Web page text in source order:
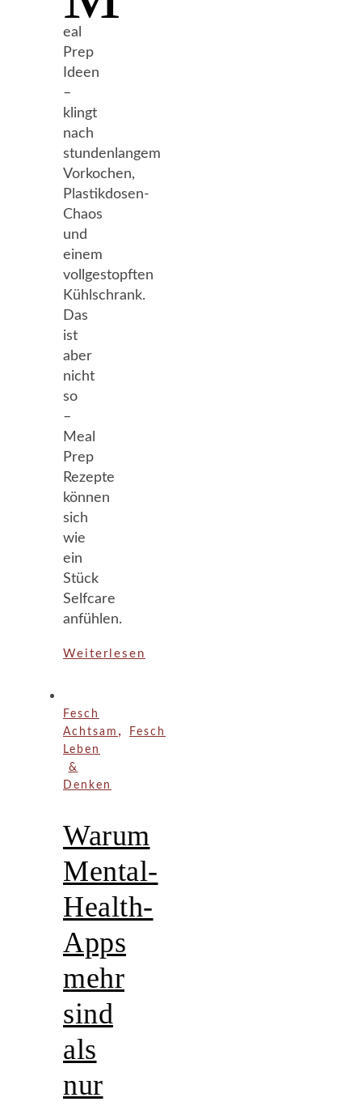
eal
Prep
Ideen
–
klingt
nach
stundenlangem
Vorkochen,
Plastikdosen-
Chaos
und
einem
vollgestopften
Kühlschrank.
Das
ist
aber
nicht
so
–
Meal
Prep
Rezepte
können
sich
wie
ein
Stück
Selfcare
anfühlen.
Weiterlesen
Fesch
Achtsam ,
Fesch
Leben
&
Denken
Warum
Mental-
Health-
Apps
mehr
sind
als
nur